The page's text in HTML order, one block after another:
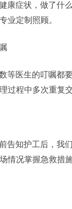
症状，做了什
业定制照顾。
医生的叮嘱都要
过程中多次重复
知护工后，我
情况掌握急救措施